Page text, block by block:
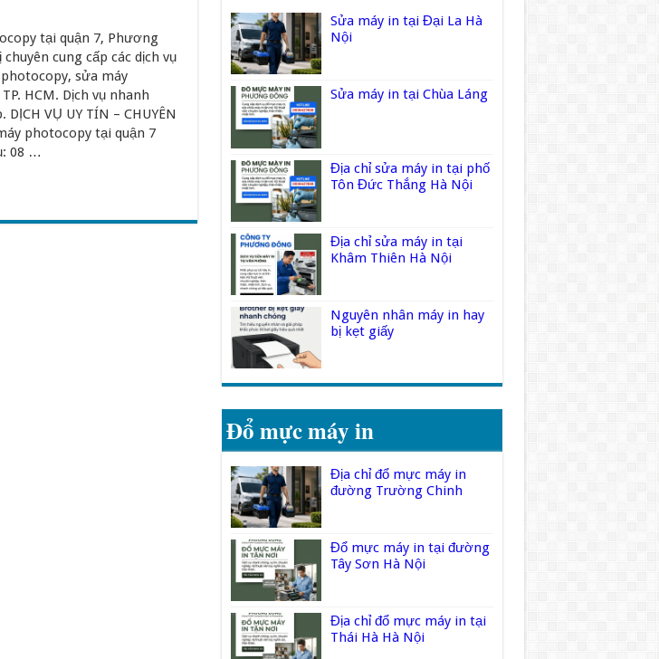
tại quận 7, Phương
cung cấp các dịch vụ
sửa máy
HCM. Dịch vụ nhanh
VỤ UY TÍN – CHUYÊN
photocopy tại quận 7
08 …
Sửa máy in tại Đại La Hà
Nội
Sửa máy in tại Chùa Láng
Địa chỉ sửa máy in tại phố
Tôn Đức Thắng Hà Nội
Địa chỉ sửa máy in tại
Khâm Thiên Hà Nội
Nguyên nhân máy in hay
bị kẹt giấy
Đổ mực máy in
Địa chỉ đổ mực máy in
đường Trường Chinh
Đổ mực máy in tại đường
Tây Sơn Hà Nội
Địa chỉ đổ mực máy in tại
Thái Hà Hà Nội